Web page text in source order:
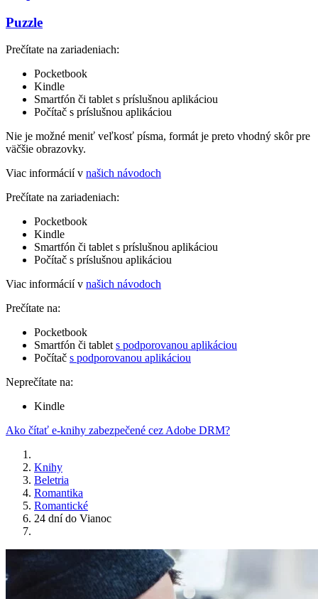
Puzzle
Prečítate na zariadeniach:
Pocketbook
Kindle
Smartfón či tablet s príslušnou aplikáciou
Počítač s príslušnou aplikáciou
Nie je možné meniť veľkosť písma, formát je preto vhodný skôr pre
väčšie obrazovky.
Viac informácií v našich návodoch
Prečítate na zariadeniach:
Pocketbook
Kindle
Smartfón či tablet s príslušnou aplikáciou
Počítač s príslušnou aplikáciou
Viac informácií v našich návodoch
Prečítate na:
Pocketbook
Smartfón či tablet s podporovanou aplikáciou
Počítač s podporovanou aplikáciou
Neprečítate na:
Kindle
Ako čítať e-knihy zabezpečené cez Adobe DRM?
Knihy
Beletria
Romantika
Romantické
24 dní do Vianoc